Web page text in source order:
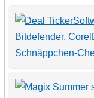
Bitdefender,
Schnäppchen-